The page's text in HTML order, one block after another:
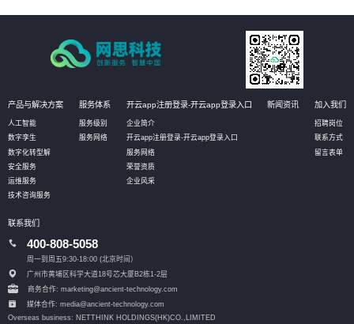
产品与解决方案
人工智能
数字孪生
数字化转型解
安全服务
运维服务
技术咨询服务
服务体系
服务级别
服务网络
开云app注册登录-开云app登录入口
企业简介
开云app注册登录-开云app登录入口
服务网络
荣誉资质
企业风采
新闻资讯 加入我们
招聘岗位
联系方式
留言表单
联系我们
400-808-5058
周一到周五9:30-18:00 (北京时间）
广州市黄埔区科学大道18号芯大厦B2栋1-2层
商务合作: marketing@ancient-technology.com
媒体合作: media@ancient-technology.com
Overseas business: NETTHINK HOLDINGS(HK)CO.,LIMITED